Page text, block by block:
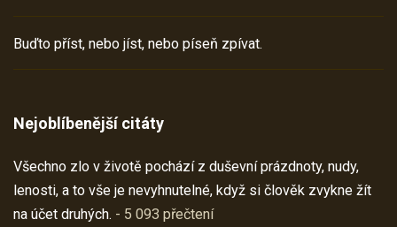
Buďto příst, nebo jíst, nebo píseň zpívat.
Nejoblíbenější citáty
Všechno zlo v životě pochází z duševní prázdnoty, nudy,
lenosti, a to vše je nevyhnutelné, když si člověk zvykne žít
na účet druhých. - 5 093 přečtení